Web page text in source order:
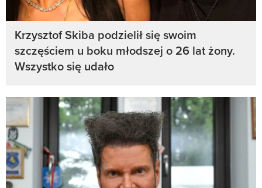
Krzysztof Skiba podzielił się swoim
szczęściem u boku młodszej o 26 lat żony.
Wszystko się udało